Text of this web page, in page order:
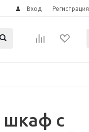
Вход Регистрация
шкаф с